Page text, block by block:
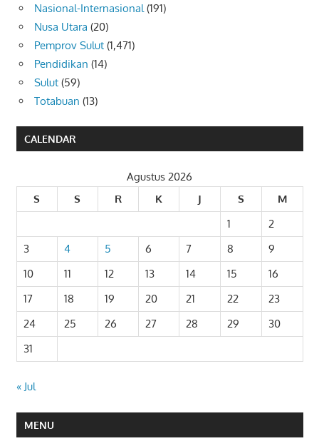
Nasional-Internasional (191)
Nusa Utara (20)
Pemprov Sulut (1,471)
Pendidikan (14)
Sulut (59)
Totabuan (13)
CALENDAR
Agustus 2026
S
S R K J S
M
1
2
3
4 5 6 7 8
9
10
11 12 13 14 15
16
17
18 19 20 21 22
23
24
25 26 27 28 29
30
31
« Jul
MENU